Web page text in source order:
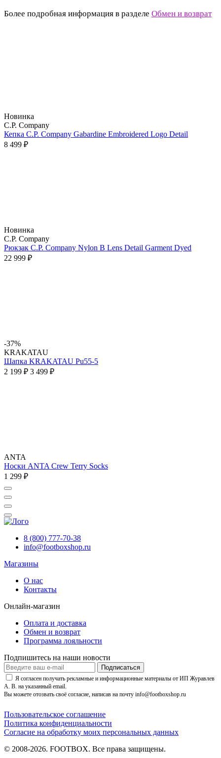
Более подробная информация в разделе Обмен и возврат
Новинка
C.P. Company
Кепка C.P. Company Gabardine Embroidered Logo Detail
8 499 ₽
Новинка
C.P. Company
Рюкзак C.P. Company Nylon B Lens Detail Garment Dyed
22 999 ₽
-37%
KRAKATAU
Шапка KRAKATAU Pu55-5
2 199 ₽ 3 499 ₽
ANTA
Носки ANTA Crew Terry Socks
1 299 ₽
8 (800) 777-70-38
info@footboxshop.ru
Магазины
О нас
Контакты
Онлайн-магазин
Оплата и доставка
Обмен и возврат
Программа лояльности
Подпишитесь на наши новости
Подписаться
Я согласен получать рекламные и информационные материалы от ИП Журавлев
А. В. на указанный email.
Вы можете отозвать своё согласие, написав на почту info@footboxshop.ru
Пользовательское соглашение
Политика конфиденциальности
Согласие на обработку моих персональных данных
© 2008-2026. FOOTBOX. Все права защищены.